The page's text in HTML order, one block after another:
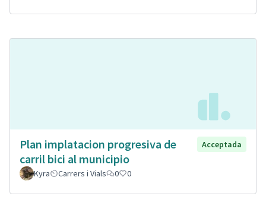
Plan implatacion progresiva de
carril bici al municipio
Acceptada
Kyra Carrers i Vials 0 0